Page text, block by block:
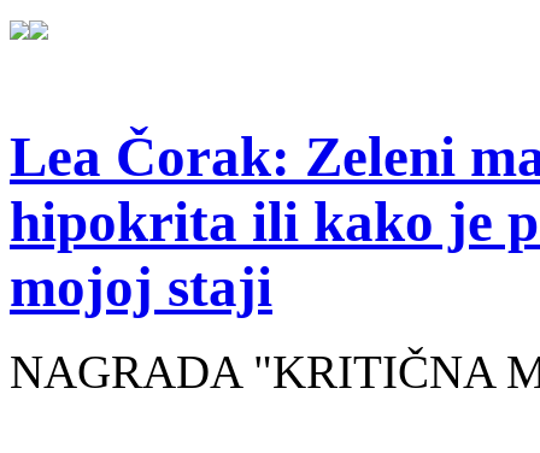
Lea Čorak: Zeleni
hipokrita ili kako je
mojoj staji
NAGRADA "KRITIČNA